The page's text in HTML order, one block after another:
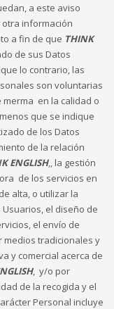
a este aviso
información
a fin de que THINK
de sus Datos
lo contrario, las
son voluntarias
en la calidad o
que se indique
de los Datos
de la relación
ENGLISH,, la gestión
de los servicios en
alta, o utilizar la
el diseño de
el envío de
medios tradicionales y
y comercial acerca de
, y/o por
de la recogida y el
Personal incluye